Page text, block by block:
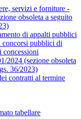
servizi e forniture -
obsoleta a seguito
di appalti pubblici
pubblici di
concessioni
2024 (sezione obsoleta
36/2023)
contratti al termine
tabellare